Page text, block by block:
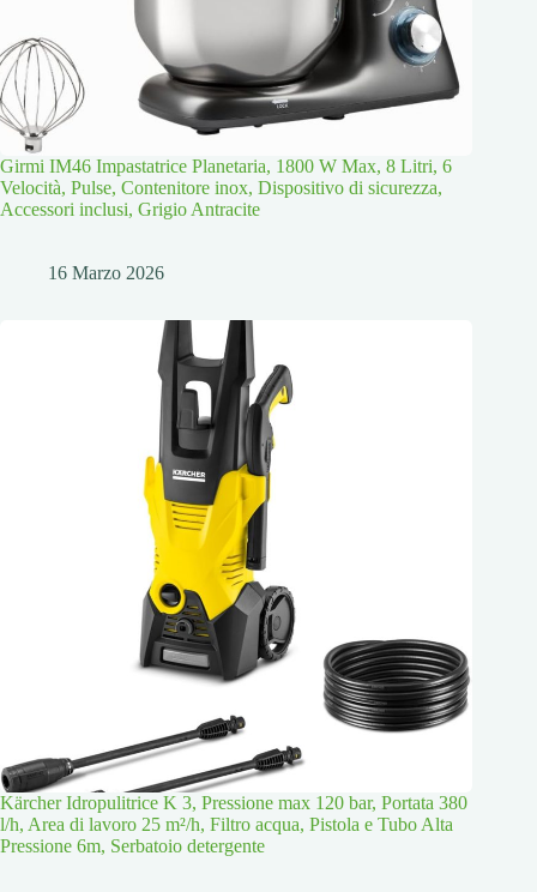
Girmi IM46 Impastatrice Planetaria, 1800 W Max, 8 Litri, 6
Velocità, Pulse, Contenitore inox, Dispositivo di sicurezza,
Accessori inclusi, Grigio Antracite
16 Marzo 2026
Kärcher Idropulitrice K 3, Pressione max 120 bar, Portata 380
l/h, Area di lavoro 25 m²/h, Filtro acqua, Pistola e Tubo Alta
Pressione 6m, Serbatoio detergente